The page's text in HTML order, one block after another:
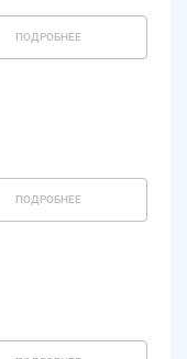
ПОДРОБНЕЕ
ПОДРОБНЕЕ